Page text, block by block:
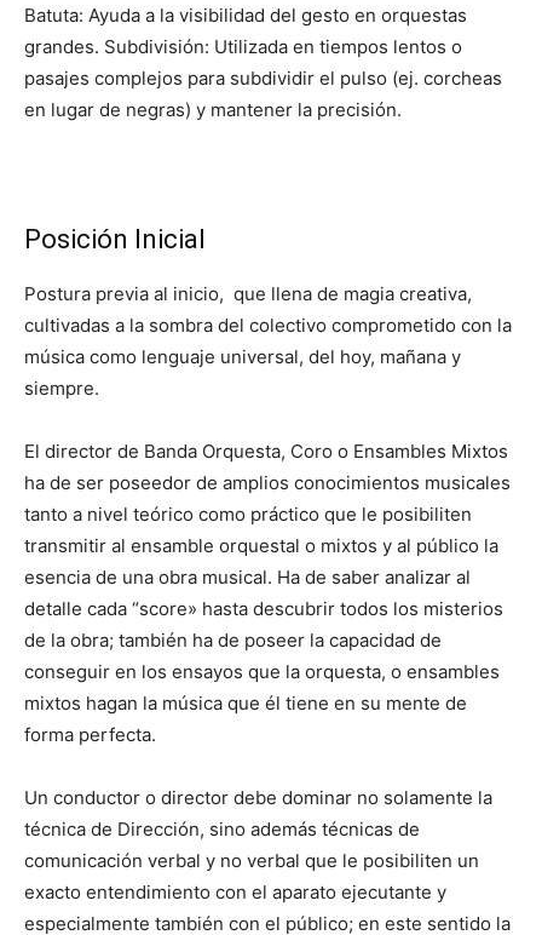
Batuta: Ayuda a la visibilidad del gesto en orquestas
grandes. Subdivisión: Utilizada en tiempos lentos o
pasajes complejos para subdividir el pulso (ej. corcheas
en lugar de negras) y mantener la precisión.
Posición Inicial
Postura previa al inicio, que llena de magia creativa,
cultivadas a la sombra del colectivo comprometido con la
música como lenguaje universal, del hoy, mañana y
siempre.
El director de Banda Orquesta, Coro o Ensambles Mixtos
ha de ser poseedor de amplios conocimientos musicales
tanto a nivel teórico como práctico que le posibiliten
transmitir al ensamble orquestal o mixtos y al público la
esencia de una obra musical. Ha de saber analizar al
detalle cada “score» hasta descubrir todos los misterios
de la obra; también ha de poseer la capacidad de
conseguir en los ensayos que la orquesta, o ensambles
mixtos hagan la música que él tiene en su mente de
forma perfecta.
Un conductor o director debe dominar no solamente la
técnica de Dirección, sino además técnicas de
comunicación verbal y no verbal que le posibiliten un
exacto entendimiento con el aparato ejecutante y
especialmente también con el público; en este sentido la